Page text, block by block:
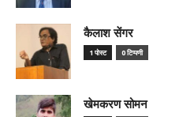
कैलाश सेंगर
1 पोस्ट 0 टिप्पणी
खेमकरण सोमन